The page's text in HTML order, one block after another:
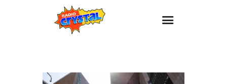
Estaciones